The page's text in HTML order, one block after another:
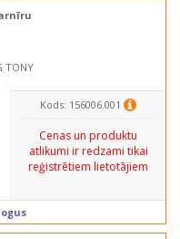
TONY
Kods: 156006.001
Cenas un produktu
atlikumi ir redzami tikai
reģistrētiem lietotājiem